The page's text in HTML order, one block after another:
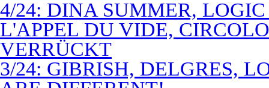
4/24: DINA SUMMER,
L'APPEL DU VIDE,
VERRÜCKT
3/24: GIBRISH, DELGRES,